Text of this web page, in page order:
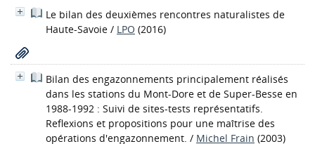
Le bilan des deuxièmes rencontres naturalistes de
Haute-Savoie / LPO (2016)
Bilan des engazonnements principalement réalisés
dans les stations du Mont-Dore et de Super-Besse en
1988-1992 : Suivi de sites-tests représentatifs.
Reflexions et propositions pour une maîtrise des
opérations d'engazonnement. / Michel Frain (2003)